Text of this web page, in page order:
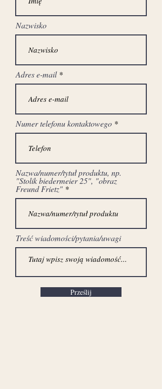
stan przed renowacją
Nazwisko
Adres e-mail
Numer telefonu kontaktowego
Nazwa/numer/tytuł produktu, np.
"Stolik biedermeier 25", "obraz
Freund Frietz"
Treść wiadomości/pytania/uwagi
Prześlij